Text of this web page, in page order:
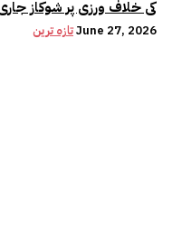
کی خلاف ورزی پر شوکاز
تازہ ترینJune 27, 2026